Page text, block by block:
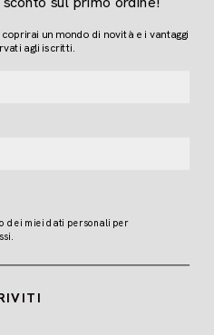
un mondo di novità e i vantaggi
agli iscritti.
dei miei dati personali per